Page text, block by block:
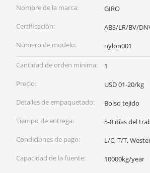
Nombre de la marca:
GIRO
Certificación:
ABS/LR/BV/
Número de modelo:
nylon001
Cantidad de orden mínima:
1
Precio:
USD 01-20/kg
Detalles de empaquetado:
Bolso tejido
Tiempo de entrega:
5-8 días del
Condiciones de pago:
L/C, T/T,
Capacidad de la fuente:
10000kg/year